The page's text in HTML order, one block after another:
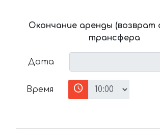
Окончание аренды (возврат
трансфера
Дата
Время